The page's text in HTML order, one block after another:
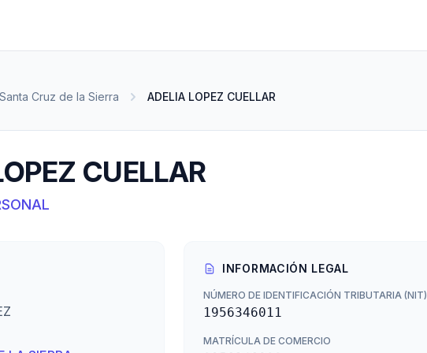
Santa Cruz de la Sierra ADELIA LOPEZ CUELLAR
CUELLAR
INFORMACIÓN LEGAL
NÚMERO DE IDENTIFICACIÓN TRIBUTARIA (NIT)
1956346011
MATRÍCULA DE COMERCIO